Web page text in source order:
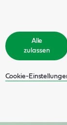
Alle
zulassen
Cookie-